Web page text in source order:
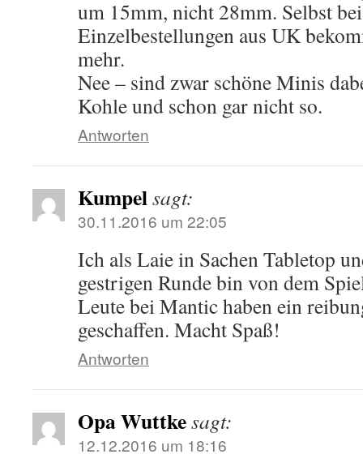
um 15mm, nicht 28mm. Selbst
Einzelbestellungen aus UK
mehr.
Nee – sind zwar schöne Minis
Kohle und schon gar nicht so.
Antworten
Kumpelsagt:
30.11.2016 um 22:05
Ich als Laie in Sachen Tabletop
gestrigen Runde bin von dem
Leute bei Mantic haben ein
geschaffen. Macht Spaß!
Antworten
Opa Wuttkesagt:
12.12.2016 um 18:16